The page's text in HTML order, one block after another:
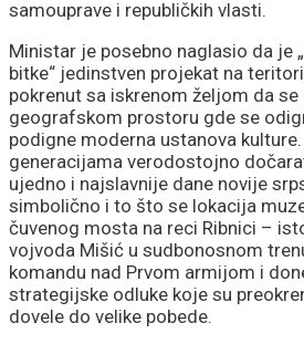
samouprave i republičkih vlasti.
Ministar je posebno naglasio da je
bitke“ jedinstven projekat na
pokrenut sa iskrenom željom da se
geografskom prostoru gde se
podigne moderna ustanova
generacijama verodostojno
ujedno i najslavnije dane novije
simbolično i to što se lokacija
čuvenog mosta na reci Ribnici –
vojvoda Mišić u sudbonosnom
komandu nad Prvom armijom i
strategijske odluke koje su
dovele do velike pobede.